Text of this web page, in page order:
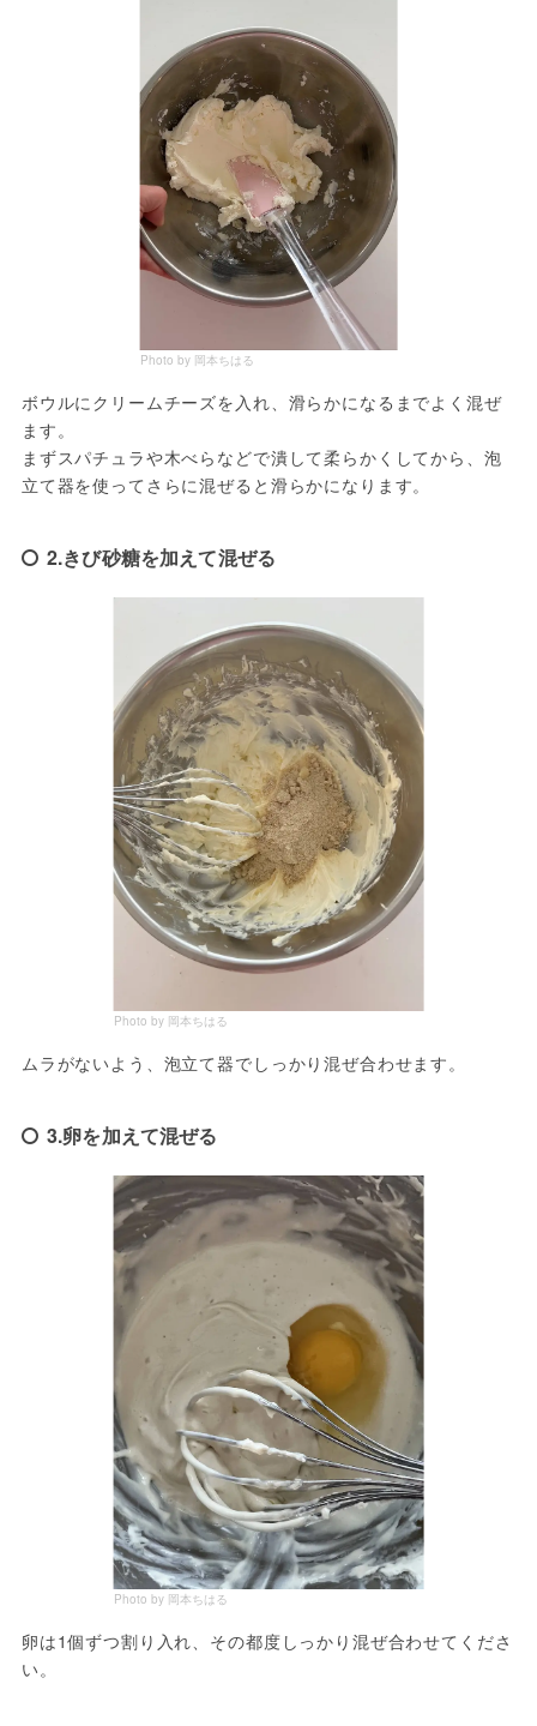
Photo by 岡本ちはる
ボウルにクリームチーズを入れ、滑らかになるまでよく混ぜ
ます。
まずスパチュラや木べらなどで潰して柔らかくしてから、泡
立て器を使ってさらに混ぜると滑らかになります。
2.きび砂糖を加えて混ぜる
Photo by 岡本ちはる
ムラがないよう、泡立て器でしっかり混ぜ合わせます。
3.卵を加えて混ぜる
Photo by 岡本ちはる
卵は1個ずつ割り入れ、その都度しっかり混ぜ合わせてくださ
い。